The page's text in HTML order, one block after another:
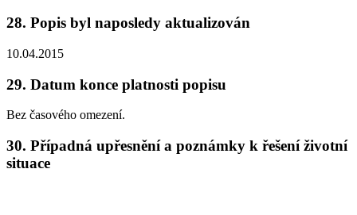
28. Popis byl naposledy aktualizován
10.04.2015
29. Datum konce platnosti popisu
Bez časového omezení.
30. Případná upřesnění a poznámky k řešení životní
situace